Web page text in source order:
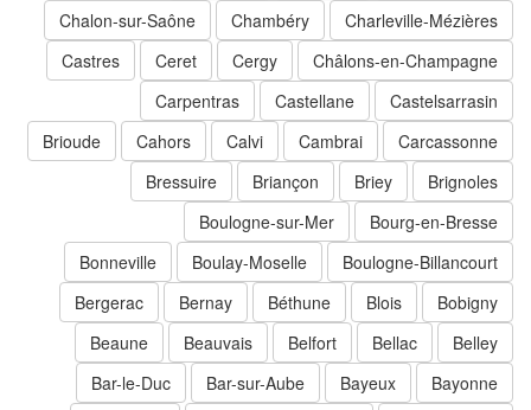
Charleville-Mézières
Chambéry
Chalon-sur-Saône
Châlons-en-Champagne
Cergy
Ceret
Castres
Castelsarrasin
Castellane
Carpentras
Carcassonne
Cambrai
Calvi
Cahors
Brioude
Brignoles
Briey
Briançon
Bressuire
Bourg-en-Bresse
Boulogne-sur-Mer
Boulogne-Billancourt
Boulay-Moselle
Bonneville
Bobigny
Blois
Béthune
Bernay
Bergerac
Belley
Bellac
Belfort
Beauvais
Beaune
Bayonne
Bayeux
Bar-sur-Aube
Bar-le-Duc